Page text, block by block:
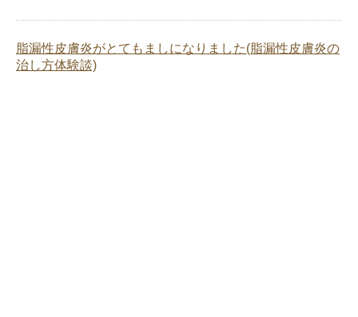
脂漏性皮膚炎がとてもましになりました(脂漏性皮膚炎の
治し方体験談)